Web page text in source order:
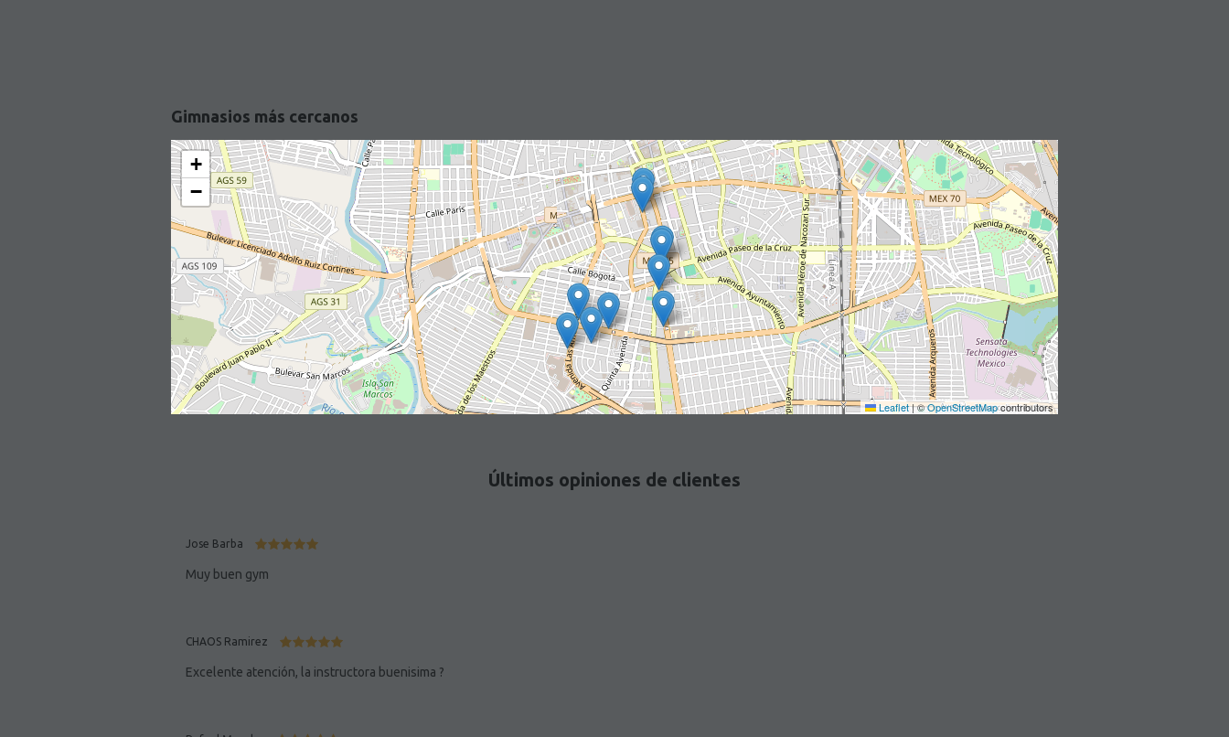
Gimnasios más cercanos
+
−
Leaflet|©OpenStreetMapcontributors
Últimos opiniones de clientes
Jose Barba
Muy buen gym
CHAOS Ramirez
Excelente atención, la instructora buenisima ?